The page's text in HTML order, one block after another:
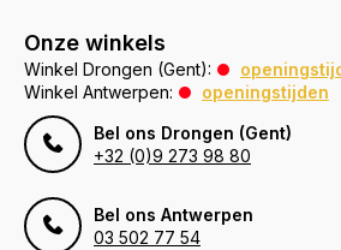
Onze winkels
Winkel Drongen (Gent):
Winkel Antwerpen:
openingstijden
Bel ons Drongen (Gent)
+32 (0)9 273 98 80
Bel ons Antwerpen
03 502 77 54